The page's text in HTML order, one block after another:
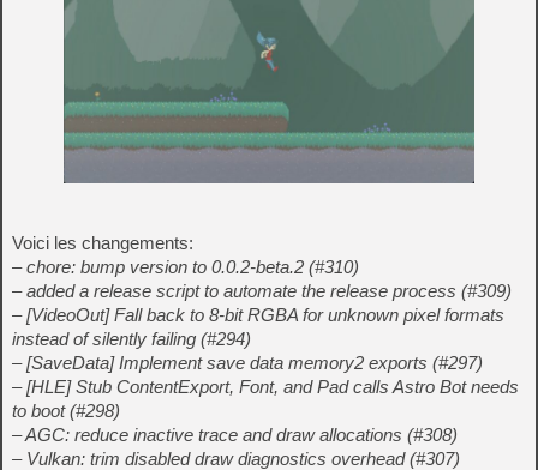
Voici les changements:
– chore: bump version to 0.0.2-beta.2 (#310)
– added a release script to automate the release process (#309)
– [VideoOut] Fall back to 8-bit RGBA for unknown pixel formats
instead of silently failing (#294)
– [SaveData] Implement save data memory2 exports (#297)
– [HLE] Stub ContentExport, Font, and Pad calls Astro Bot needs
to boot (#298)
– AGC: reduce inactive trace and draw allocations (#308)
– Vulkan: trim disabled draw diagnostics overhead (#307)